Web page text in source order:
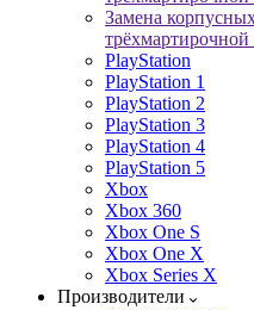
Замена
PlayStation
PlayStation 1
PlayStation 2
PlayStation 3
PlayStation 4
PlayStation 5
Xbox
Xbox 360
Xbox One S
Xbox One X
Xbox Series X
Производители